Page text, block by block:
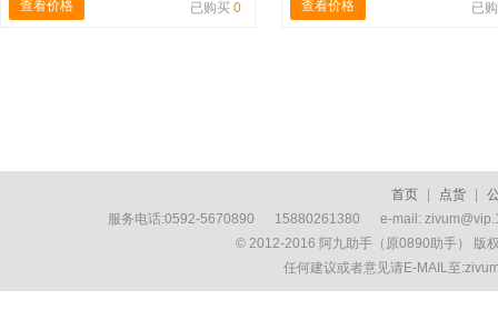
查看价格
已购买 0
查看价格
已
首页 点货
服务电话:0592-5670890 15880261380 e-mail:
© 2012-2016 阿九助手（原0890助手） 版
任何建议或者意见请E-MAIL至